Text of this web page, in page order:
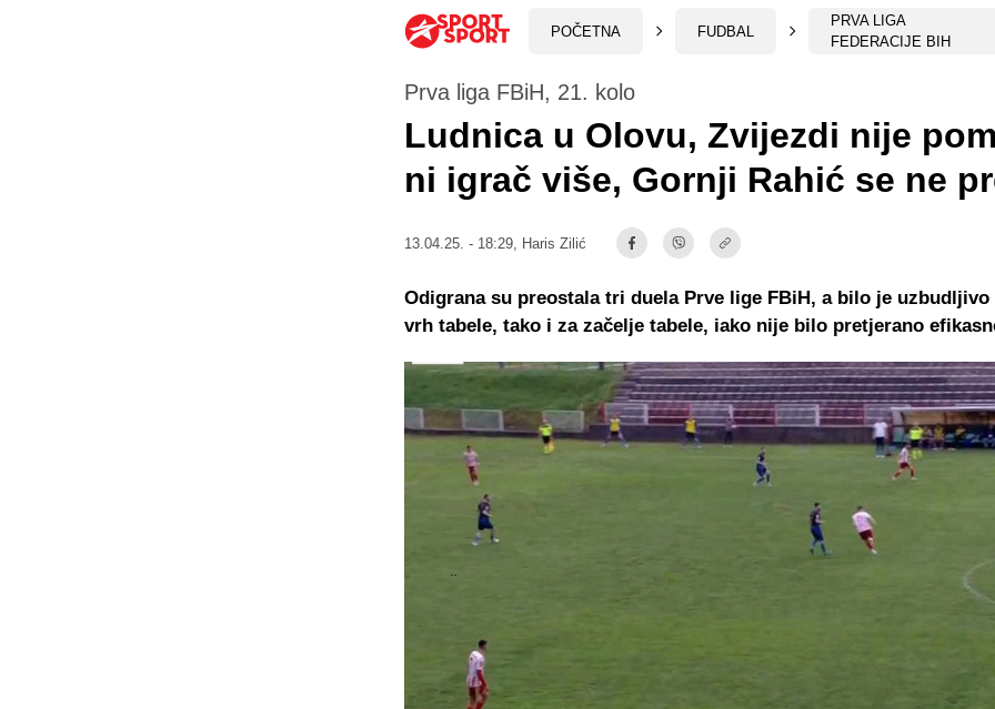
POČETNA FUDBAL
PRVA LIGA
FEDERACIJE BIH
Prva liga FBiH, 21. kolo
Ludnica u Olovu, Zvijezdi nije
ni igrač više, Gornji Rahić se ne
13.04.25. - 18:29, Haris Zilić
Odigrana su preostala tri duela Prve lige FBiH, a bilo je uzbudljivo
vrh tabele, tako i za začelje tabele, iako nije bilo pretjerano